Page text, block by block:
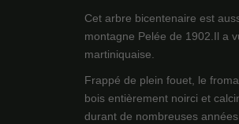
Cet arbre bicentenaire est
montagne Pelée de 1902.Il a
martiniquaise.
Frappé de plein fouet, le
bois entièrement noirci et
durant de nombreuses